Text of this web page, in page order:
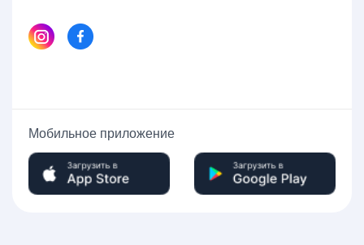
Мобильное приложение